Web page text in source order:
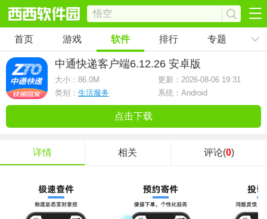
首页 游戏 软件 排行 专题
中通快递客户端6.12.26 安卓版
大小： 86.0M
更新：2026-08-06 19:31
类别： 生活服务 系统：Android
点击下载
详情 相关 评论(0)